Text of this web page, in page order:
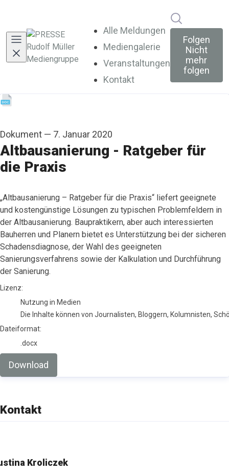
Alle Meldungen
Mediengalerie
Veranstaltungen
Kontakt
Folgen
Nicht
mehr
folgen
Dokument — 7. Januar 2020
Altbausanierung - Ratgeber für
die Praxis
„Altbausanierung – Ratgeber für die Praxis“ liefert geeignete
und kostengünstige Lösungen zu typischen Problemfeldern in
der Altbausanierung. Baupraktikern, aber auch interessierten
Bauherren und Planern bietet es Unterstützung bei der sicheren
Schadensdiagnose, der Wahl des geeigneten
Sanierungsverfahrens sowie der Kalkulation und Durchführung
der Sanierung.
go to media item
Lizenz:
Nutzung in Medien
Die Inhalte können von Journalisten, Bloggern, Kolumnisten,
Dateiformat:
.docx
Download
Kontakt
Kroliczek